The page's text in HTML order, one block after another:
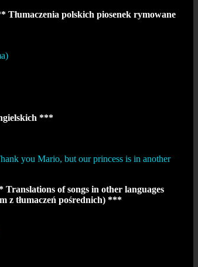
polskich piosenek rymowane
***
you Mario, but our princess is in another
of songs in other languages
z tłumaczeń pośrednich) ***